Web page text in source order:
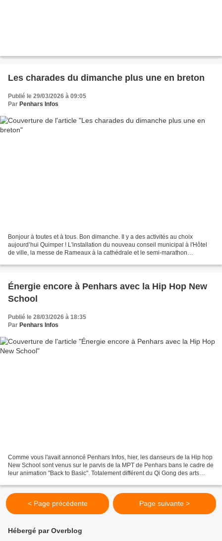
Les charades du dimanche plus une en breton
Publié le 29/03/2026 à 09:05
Par Penhars Infos
Bonjour à toutes et à tous. Bon dimanche. Il y a des activités au choix
aujourd’hui Quimper ! L'installation du nouveau conseil municipal à l'Hôtel
de ville, la messe de Rameaux à la cathédrale et le semi-marathon
Énergie encore à Penhars avec la Hip Hop New
School
Publié le 28/03/2026 à 18:35
Par Penhars Infos
Comme vous l'avait annoncé Penhars Infos, hier, les danseurs de la Hip hop
New School sont venus sur le parvis de la MPT de Penhars bans le cadre de
leur animation "Back to Basic". Totalement différent du Qi Gong des arts
< Page précédente Page suivante >
Hébergé par Overblog